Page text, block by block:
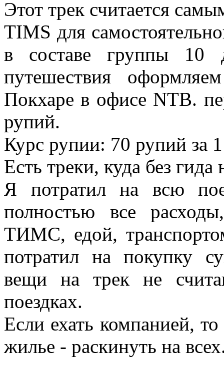
Этот трек считается
TIMS для
в составе группы 10
путешествия
Покхаре в офисе NTB.
рупий.
Курс рупии: 70 рупий за
Есть треки, куда без гида
Я потратил на всю
полностью все
ТИМС, едой,
потратил на покупку
вещи на трек не
поездках.
Если ехать компанией,
жилье - раскинуть на